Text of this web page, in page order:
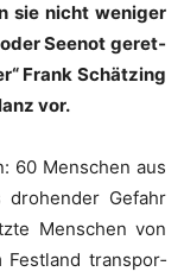
sie nicht weni­ger
oder See­not geret­
Frank Schät­zing
vor.
60 Men­schen aus
dro­hen­der Gefahr
Men­schen von
Fest­land trans­por­